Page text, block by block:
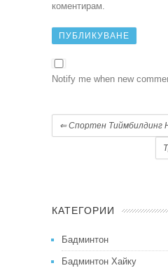
коментирам.
Notify me when new
⇐Спортен Тиймбилдинг
КАТЕГОРИИ
Бадминтон
Бадминтон Хайку